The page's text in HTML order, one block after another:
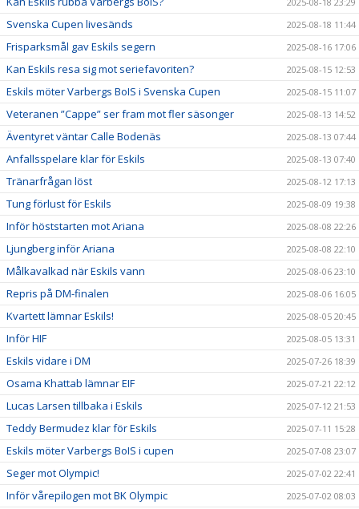
Svenska Cupen livesänds 2025-08-18 11:44
Frisparksmål gav Eskils segern 2025-08-16 17:06
Kan Eskils resa sig mot seriefavoriten? 2025-08-15 12:53
Eskils möter Varbergs BoIS i Svenska Cupen 2025-08-15 11:07
Veteranen ”Cappe” ser fram mot fler säsonger 2025-08-13 14:52
Äventyret väntar Calle Bodenäs 2025-08-13 07:44
Anfallsspelare klar för Eskils 2025-08-13 07:40
Tränarfrågan löst 2025-08-12 17:13
Tung förlust för Eskils 2025-08-09 19:38
Inför höststarten mot Ariana 2025-08-08 22:26
Ljungberg inför Ariana 2025-08-08 22:10
Målkavalkad när Eskils vann 2025-08-06 23:10
Repris på DM-finalen 2025-08-06 16:05
Kvartett lämnar Eskils! 2025-08-05 20:45
Inför HIF 2025-08-05 13:31
Eskils vidare i DM 2025-07-26 18:39
Osama Khattab lämnar EIF 2025-07-21 22:12
Lucas Larsen tillbaka i Eskils 2025-07-12 21:53
Teddy Bermudez klar för Eskils 2025-07-11 15:28
Eskils möter Varbergs BoIS i cupen 2025-07-08 23:07
Seger mot Olympic! 2025-07-02 22:41
Inför vårepilogen mot BK Olympic 2025-07-02 08:03